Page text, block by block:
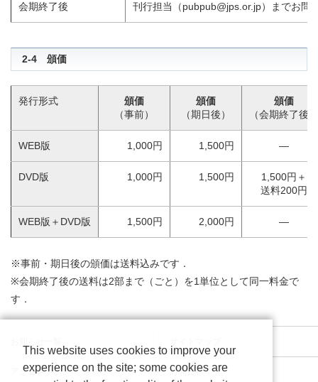
会期終了後 刊行担当（pubpub@jps.or.jp）までお問
2-4 頒価
発行形式
頒価
（事前）
頒価
（期日後）
頒価
（会期終了後）
WEB版 1,000円 1,500円 ―
DVD版 1,000円 1,500円
1,500円＋
送料200円
WEB版＋DVD版 1,500円 2,000円 ―
※事前・期日後の頒価は送料込みです．
※会期終了後の送料は2部まで（ごと）を1単位として同一料金で
す．
アクセス お問合せ
This website uses cookies to improve your
experience on the site; some cookies are